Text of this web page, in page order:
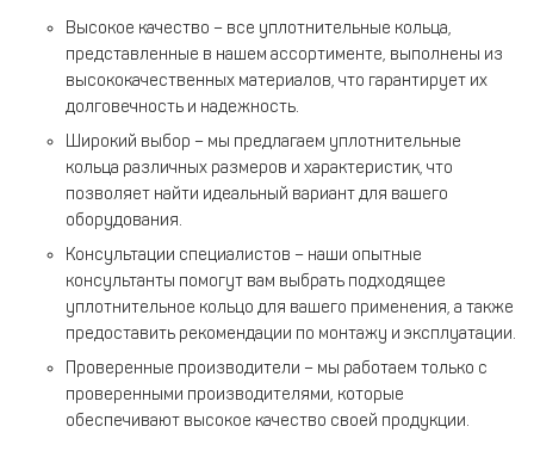
Высокое качество – все уплотнительные кольца,
представленные в нашем ассортименте, выполнены из
высококачественных материалов, что гарантирует их
долговечность и надежность.
Широкий выбор – мы предлагаем уплотнительные
кольца различных размеров и характеристик, что
позволяет найти идеальный вариант для вашего
оборудования.
Консультации специалистов – наши опытные
консультанты помогут вам выбрать подходящее
уплотнительное кольцо для вашего применения, а также
предоставить рекомендации по монтажу и эксплуатации.
Проверенные производители – мы работаем только с
проверенными производителями, которые
обеспечивают высокое качество своей продукции.